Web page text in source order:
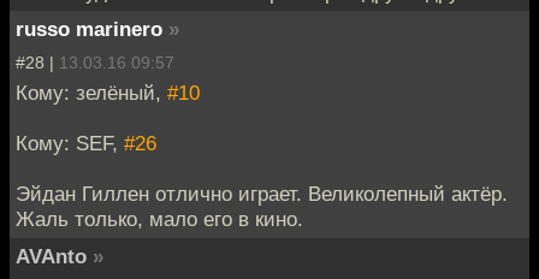
russo marinero »
#28 | 13.03.16 09:57
Кому: зелёный, #10
Кому: SEF, #26
Эйдан Гиллен отлично играет. Великолепный актёр.
Жаль только, мало его в кино.
AVAnto »